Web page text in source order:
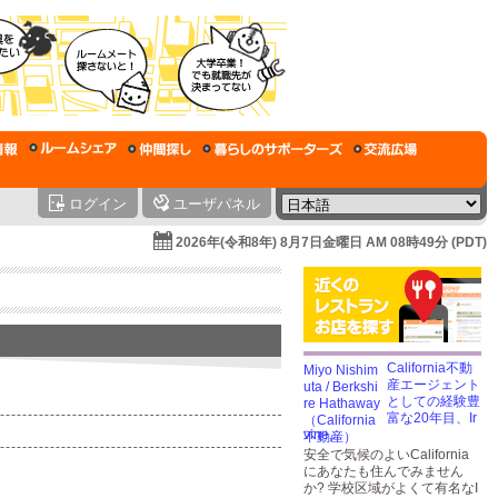
ログイン ユーザパネル
2026年(令和8年) 8月7日金曜日 AM 08時49分 (PDT)
California不動
産エージェント
としての経験豊
富な20年目、Ir
vine,...
安全で気候のよいCalifornia
にあなたも住んでみません
か? 学校区域がよくて有名なI